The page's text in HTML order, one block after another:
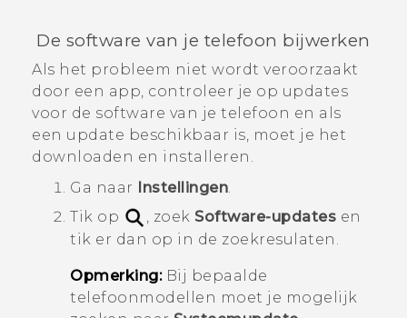
De software van je telefoon bijwerken
Als het probleem niet wordt veroorzaakt
door een app, controleer je op updates
voor de software van je telefoon en als
een update beschikbaar is, moet je het
downloaden en installeren.
Ga naar Instellingen.
Tik op
, zoek Software-updates en
tik er dan op in de zoekresulaten.
Opmerking:Bij bepaalde
telefoonmodellen moet je mogelijk